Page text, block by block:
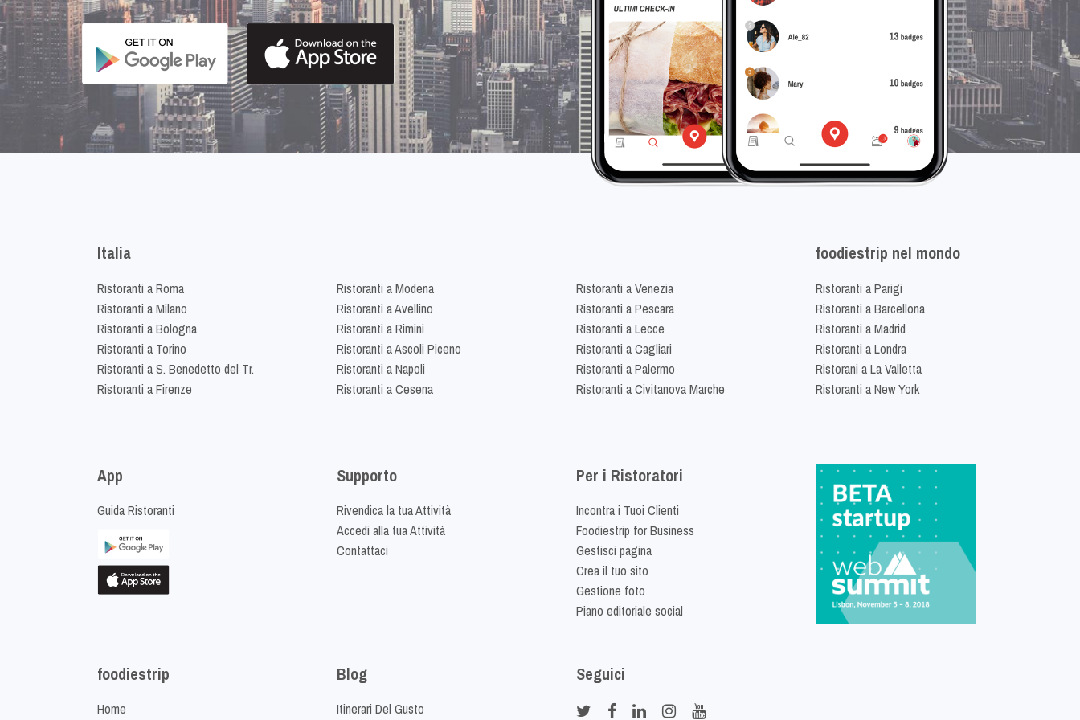
Italia
Ristoranti a Roma
Ristoranti a Milano
Ristoranti a Bologna
Ristoranti a Torino
Ristoranti a S. Benedetto del Tr.
Ristoranti a Firenze
Ristoranti a Modena
Ristoranti a Avellino
Ristoranti a Rimini
Ristoranti a Ascoli Piceno
Ristoranti a Napoli
Ristoranti a Cesena
Ristoranti a Venezia
Ristoranti a Pescara
Ristoranti a Lecce
Ristoranti a Cagliari
Ristoranti a Palermo
Ristoranti a Civitanova Marche
foodiestrip nel mondo
Ristoranti a Parigi
Ristoranti a Barcellona
Ristoranti a Madrid
Ristoranti a Londra
Ristorani a La Valletta
Ristoranti a New York
App
Guida Ristoranti
Supporto
Rivendica la tua Attività
Accedi alla tua Attività
Contattaci
Per i Ristoratori
Incontra i Tuoi Clienti
Foodiestrip for Business
Gestisci pagina
Crea il tuo sito
Gestione foto
Piano editoriale social
foodiestrip
Home
Blog
Itinerari Del Gusto
Seguici